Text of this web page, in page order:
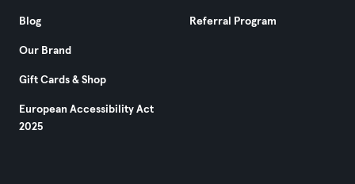
Blog
Our Brand
Gift Cards & Shop
European Accessibility Act
2025
Referral Program